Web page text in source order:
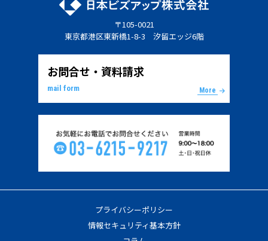
〒105-0021
東京都港区東新橋1-8-3 汐留エッジ6階
お問合せ・資料請求
mail form More
プライバシーポリシー
情報セキュリティ基本方針